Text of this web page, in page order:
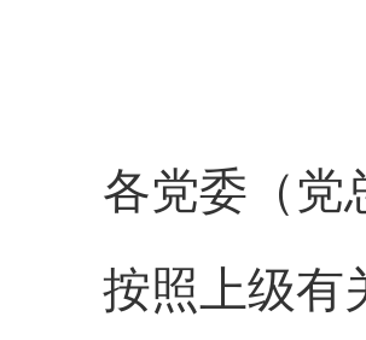
各党委（党
按照上级有